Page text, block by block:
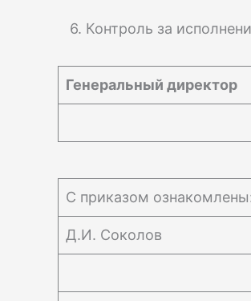
6. Контроль за
Генеральный директор
С приказом
Д.И. Соколов